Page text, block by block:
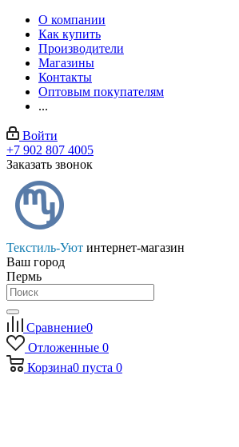
О компании
Как купить
Производители
Магазины
Контакты
Оптовым покупателям
...
Войти
+7 902 807 4005
Заказать звонок
Текстиль-Уют интернет-магазин
Ваш город
Пермь
Сравнение0
Отложенные 0
Корзина0 пуста 0